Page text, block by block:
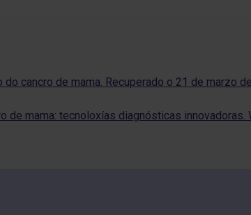
cancro de mama. Recuperado o 21 de marzo
de mama: tecnoloxías diagnósticas innovadoras.